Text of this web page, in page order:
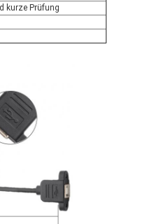
kurze Prüfung